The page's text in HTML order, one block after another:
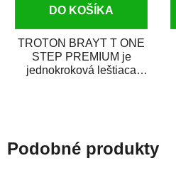
DO KOŠÍKA
TROTON BRAYT T ONE
STEP PREMIUM je
jednokroková leštiaca
Podobné produkty